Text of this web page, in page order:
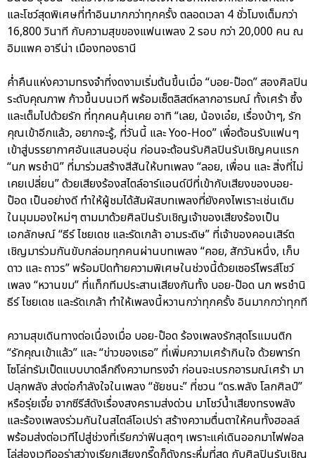
และโชว์สุดพิเศษที่ทำอินมากกว่าทุกครั้ง ตลอดเวลา 4 ชั่วโมงเต็มกว่า
16,800 วินาที กับความสุขของแฟนเพลง 2 รอบ กว่า 20,000 คน ณ
อิมแพค อารีน่า เมืองทองธานี
ค่ำคืนแห่งความทรงจำที่งดงามเริ่มต้นขึ้นเมื่อ “บอย-ป๊อด” สองศิลปิน
ระดับคุณภาพ ก้าวขึ้นบนเวที พร้อมเซ็ตลิสต์หลากอารมณ์ ทั้งเศร้า ซึ้ง
และเต็มไปด้วยรัก ที่ทุกคนคุ้นเคย อาทิ “เลย, น้องเอ๋ย, เรื่องบ้าๆ, รัก
คุณเข้าอีกแล้ว, อยากจะรู้, ที่วันนี้ และ Yoo-Hoo” เพื่อต้อนรับแฟนๆ
เข้าสู่บรรยากาศอันแสนอบอุ่น ก่อนจะต้อนรับศิลปินรับเชิญคนแรก
“นภ พรชำนิ” ที่มาร่วมสร้างสีสันให้บทเพลง “ลอย, เพื่อน และ สิ่งที่ไม่
เคยเปลี่ยน” ด้วยเสียงร้องสไตล์อาร์แอนด์บีที่เข้ากับเสียงของบอย-
ป๊อด เป็นอย่างดี ทำให้ผู้ชมได้สัมผัสบทเพลงที่ยังคงไพเราะเช่นเดิม
ในมุมมองใหม่ๆ ตามมาด้วยศิลปินรับเชิญเจ้าของเสียงร้องเป็น
เอกลักษณ์ “ธีร์ ไชยเดช และรัดเกล้า อามระดิษ” ที่เจ้าของคอนเสิร์ต
เชิญมาร่วมกันขับกล่อมทุกคนผ่านบทเพลง “คอย, สักวันหนึ่ง, เก็บ
ดาว และ ถาวร” พร้อมปิดท้ายความพิเศษในช่วงนี้ด้วยเซอร์ไพรส์โชว์
เพลง “หวานขม” ที่แท็กทีมประสานเสียงกันทั้ง บอย-ป๊อด นภ พรชำนิ
ธีร์ ไชยเดช และรัดเกล้า ทำให้เพลงนี้หวานกว่าทุกครั้ง อินมากกว่าทุกที
ความสุขเดินทางต่อเนื่องเมื่อ บอย-ป๊อด ร้องเพลงรักสุดโรแมนติก
“รักคุณเข้าแล้ว” และ “ข่าวของเธอ” ที่เพิ่มความเศร้ากินใจ ด้วยพาร์ท
โซโล่ทรัมเป็ตแบบบาดลึกถึงความทรงจำ ก่อนจะเบรกอารมณ์เศร้า มา
ปลุกพลัง ส่งต่อกำลังใจในเพลง “ชัยชนะ” ที่ชวน “ดร.พลัง โลกศิลป์”
หรือรุ่ยเจี๋ย จากซีรีส์ดังเรื่องสงครามส่งด่วน มาโชว์น้ำเสียงทรงพลัง
และร้องเพลงร่วมกันในสไตล์โอเปร่า สร้างความตื่นตาให้คนทั้งฮอลล์
พร้อมส่งต่อเวทีไปสู่ช่วงที่เรียกว่าฟินสุดๆ เพราะแค่เดินออกมาไฟฟอล
โล่ส่องเวทีออร่าสว่างเรียกเสียงกรี๊ดก็ดังกระหึ่มที่สุด กับศิลปินรับเชิญ